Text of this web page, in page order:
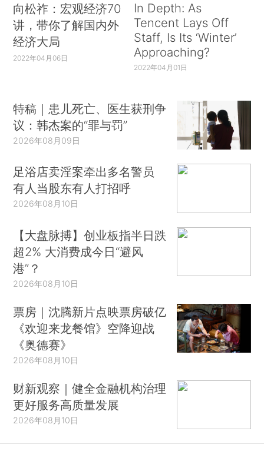
向松祚：宏观经济70
讲，带你了解国内外
经济大局
2022年04月06日
In Depth: As
Tencent Lays Off
Staff, Is Its ‘Winter’
Approaching?
2022年04月01日
特稿｜患儿死亡、医生获刑争
议：韩杰案的“罪与罚”
2026年08月09日
足浴店卖淫案牵出多名警员
有人当股东有人打招呼
2026年08月10日
【大盘脉搏】创业板指半日跌
超2% 大消费成今日“避风
港”？
2026年08月10日
票房｜沈腾新片点映票房破亿
《欢迎来龙餐馆》空降迎战
《奥德赛》
2026年08月10日
财新观察｜健全金融机构治理
更好服务高质量发展
2026年08月10日